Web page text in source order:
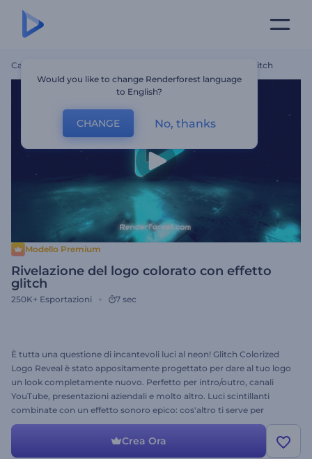
Casa Rivelazione Del Logo Colorato Con Effetto Glitch
Modello Premium
Rivelazione del logo colorato con effetto
glitch
250K+ Esportazioni 7 sec
È tutta una questione di incantevoli luci al neon! Glitch Colorized
Logo Reveal è stato appositamente progettato per dare al tuo logo
un look completamente nuovo. Perfetto per intro/outro, canali
YouTube, presentazioni aziendali e molto altro. Luci scintillanti
combinate con un effetto sonoro epico: cos'altro ti serve per
catturare l'attenzione del tuo pubblico? Devi assolutamente
provare questo template! Crea Ora
Would you like to change Renderforest language
to English?
CHANGE No, thanks